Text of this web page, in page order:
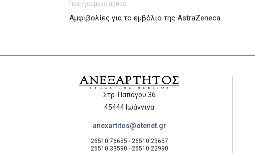
Προηγούμενο άρθρο
Αμφιβολίες για το εμβόλιο της AstraZeneca
Στρ. Παπάγου 36
45444 Ιωάννινα
anexartitos@otenet.gr
26510 76655 - 26510 23657
26510 33590 - 26510 22990